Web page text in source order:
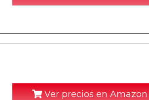
Ver precios en Amazon